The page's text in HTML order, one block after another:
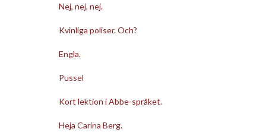
Nej, nej, nej.
Kvinliga poliser. Och?
Engla.
Pussel
Kort lektion i Abbe-språket.
Heja Carina Berg.